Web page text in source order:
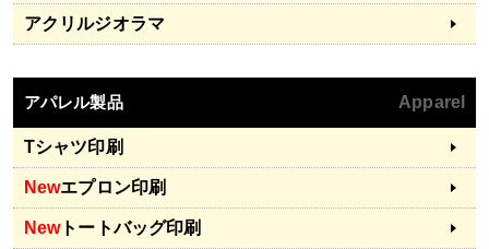
アクリルジオラマ
アパレル製品 Apparel
Tシャツ印刷
Newエプロン印刷
Newトートバッグ印刷